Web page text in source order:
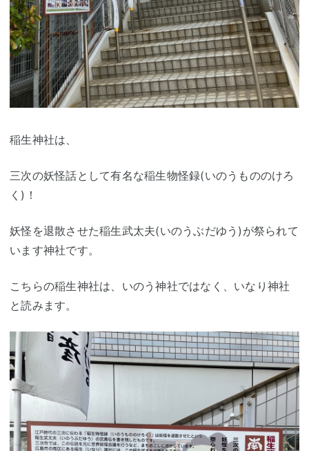
稲生神社は、
三次の妖怪話として有名な稲生物怪録(いのうもののけろ
く)！
妖怪を退散させた稲生武太夫(いのうぶだゆう)が祭られて
います神社です。
こちらの稲生神社は、いのう神社ではなく、いなり神社
と読みます。